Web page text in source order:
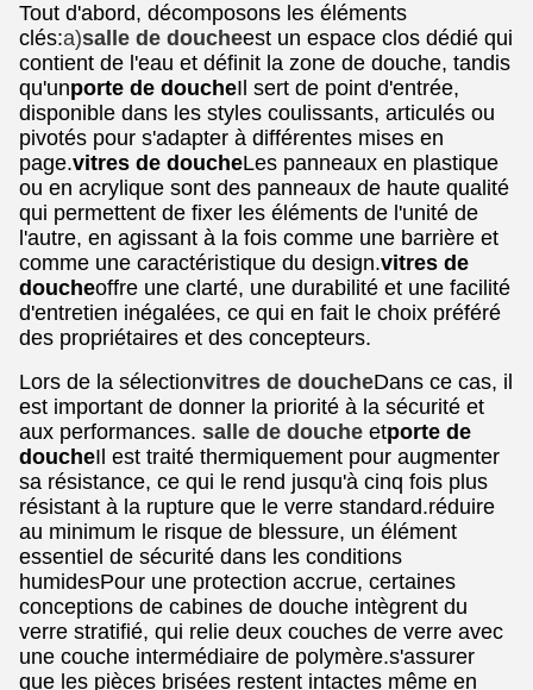
Tout d'abord, décomposons les éléments
clés:a)salle de doucheest un espace clos dédié qui
contient de l'eau et définit la zone de douche, tandis
qu'unporte de doucheIl sert de point d'entrée,
disponible dans les styles coulissants, articulés ou
pivotés pour s'adapter à différentes mises en
page.vitres de doucheLes panneaux en plastique
ou en acrylique sont des panneaux de haute qualité
qui permettent de fixer les éléments de l'unité de
l'autre, en agissant à la fois comme une barrière et
comme une caractéristique du design.vitres de
doucheoffre une clarté, une durabilité et une facilité
d'entretien inégalées, ce qui en fait le choix préféré
des propriétaires et des concepteurs.
Lors de la sélectionvitres de doucheDans ce cas, il
est important de donner la priorité à la sécurité et
aux performances. salle de douche etporte de
doucheIl est traité thermiquement pour augmenter
sa résistance, ce qui le rend jusqu'à cinq fois plus
résistant à la rupture que le verre standard.réduire
au minimum le risque de blessure, un élément
essentiel de sécurité dans les conditions
humidesPour une protection accrue, certaines
conceptions de cabines de douche intègrent du
verre stratifié, qui relie deux couches de verre avec
une couche intermédiaire de polymère.s'assurer
que les pièces brisées restent intactes même en